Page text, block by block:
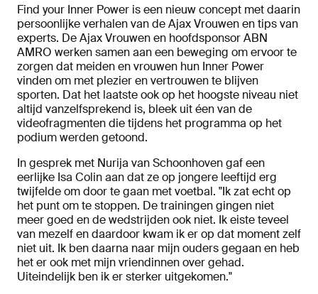
Find your Inner Power is een nieuw concept met daarin
persoonlijke verhalen van de Ajax Vrouwen en tips van
experts. De Ajax Vrouwen en hoofdsponsor ABN
AMRO werken samen aan een beweging om ervoor te
zorgen dat meiden en vrouwen hun Inner Power
vinden om met plezier en vertrouwen te blijven
sporten. Dat het laatste ook op het hoogste niveau niet
altijd vanzelfsprekend is, bleek uit éen van de
videofragmenten die tijdens het programma op het
podium werden getoond.
In gesprek met Nurija van Schoonhoven gaf een
eerlijke Isa Colin aan dat ze op jongere leeftijd erg
twijfelde om door te gaan met voetbal. "Ik zat echt op
het punt om te stoppen. De trainingen gingen niet
meer goed en de wedstrijden ook niet. Ik eiste teveel
van mezelf en daardoor kwam ik er op dat moment zelf
niet uit. Ik ben daarna naar mijn ouders gegaan en heb
het er ook met mijn vriendinnen over gehad.
Uiteindelijk ben ik er sterker uitgekomen."